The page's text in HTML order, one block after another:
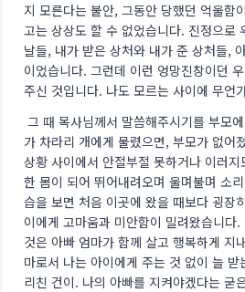
지 모른다는 불안, 그동안 당했던 억울함
고는 상상도 할 수 없었습니다. 진정으로
날들, 내가 받은 상처와 내가 준 상처들,
이었습니다. 그런데 이런 엉망진창이던
주신 것입니다. 나도 모르는 사이에 무언
그 때 목사님께서 말씀해주시기를 부모
가 차라리 개에게 물렸으면, 부모가 없어
상황 사이에서 안절부절 못하거나 이러
한 몸이 되어 뛰어내려오며 울며불며 소
습을 보면 처음 이곳에 왔을 때보다 굉장
이에게 고마움과 미안함이 밀려왔습니
것은 아빠 엄마가 함께 살고 행복하게 지
마로서 나는 아이에게 주는 것 없이 늘
리친 건이. 나의 아빠를 지켜야겠다는 굳